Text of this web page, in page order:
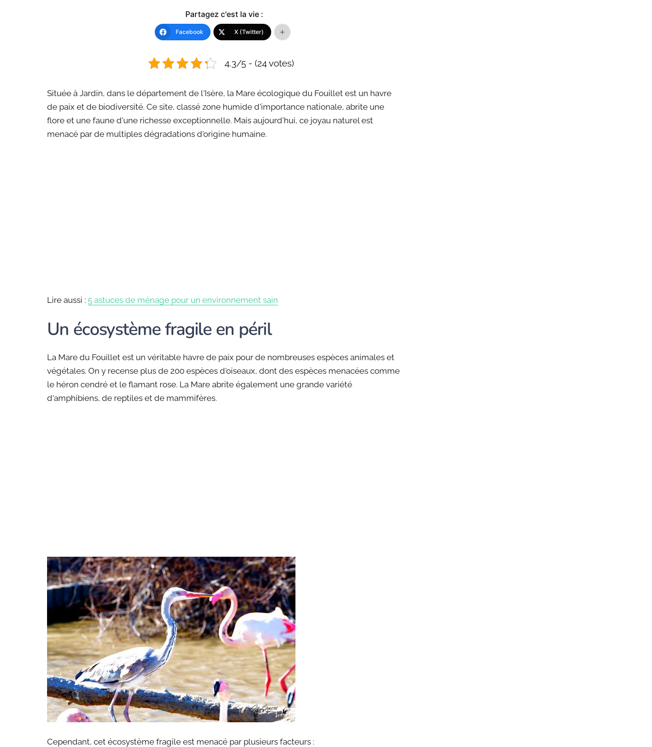
Partagez c'est la vie :
Facebook X (Twitter)
4.3/5 - (24 votes)
Située à Jardin, dans le département de l'Isère, la Mare écologique du Fouillet est un havre
de paix et de biodiversité. Ce site, classé zone humide d'importance nationale, abrite une
flore et une faune d'une richesse exceptionnelle. Mais aujourd'hui, ce joyau naturel est
menacé par de multiples dégradations d'origine humaine.
Lire aussi : 5 astuces de ménage pour un environnement sain
Un écosystème fragile en péril
La Mare du Fouillet est un véritable havre de paix pour de nombreuses espèces animales et
végétales. On y recense plus de 200 espèces d'oiseaux, dont des espèces menacées comme
le héron cendré et le flamant rose. La Mare abrite également une grande variété
d'amphibiens, de reptiles et de mammifères.
Cependant, cet écosystème fragile est menacé par plusieurs facteurs :